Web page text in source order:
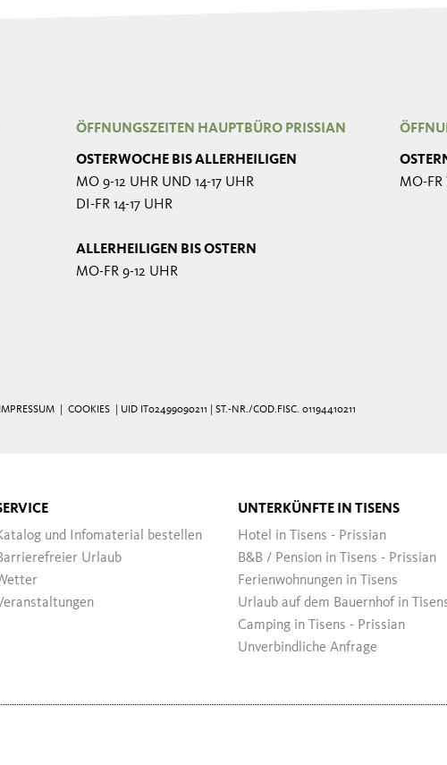
ÖFFNUNGSZEITEN HAUPTBÜRO PRISSIAN
OSTERWOCHE BIS ALLERHEILIGEN
MO 9-12 UHR UND 14-17 UHR
DI-FR 14-17 UHR
ALLERHEILIGEN BIS OSTERN
MO-FR 9-12 UHR
MO-FR
IMPRESSUM COOKIES | UID IT02499090211 | ST.-NR./COD.FISC. 01194410211
und Infomaterial bestellen
Urlaub
UNTERKÜNFTE IN TISENS
Hotel in Tisens - Prissian
B&B / Pension in Tisens - Prissian
Ferienwohnungen in Tisens
Urlaub auf dem Bauernhof in
Camping in Tisens - Prissian
Unverbindliche Anfrage